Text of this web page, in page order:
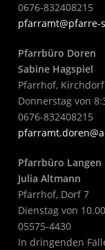
0676-832408215
pfarramt@pfarre-
Pfarrbüro Doren
Sabine Hagspiel
Pfarrhof, Kirchdorf
Donnerstag von
0676-832408215
Pfarrbüro Langen
Julia Altmann
Pfarrhof, Dorf 7
Dienstag von
05575-4430
In dringenden